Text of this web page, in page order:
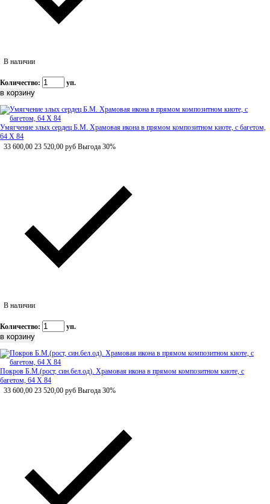
В наличии
Количество: уп.
Умягчение злых сердец Б.М. Храмовая икона в прямом композитном киоте, с багетом,
64 Х 84
33 600,00 23 520,00 руб Выгода 30%
В наличии
Количество: уп.
Покров Б.М.(рост, син.бел.од). Храмовая икона в прямом композитном киоте, с
багетом, 64 Х 84
33 600,00 23 520,00 руб Выгода 30%